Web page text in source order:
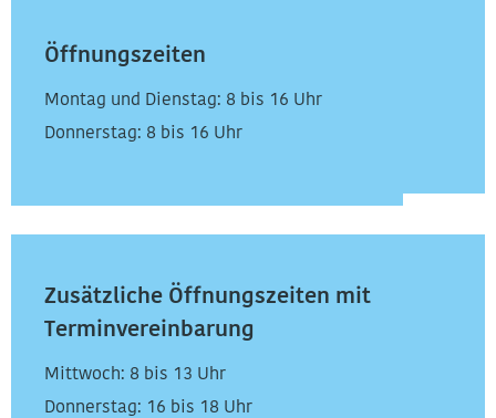
Öffnungszeiten
Montag und Dienstag: 8 bis 16 Uhr
Donnerstag: 8 bis 16 Uhr
Zusätzliche Öffnungszeiten mit
Terminvereinbarung
Mittwoch: 8 bis 13 Uhr
Donnerstag: 16 bis 18 Uhr